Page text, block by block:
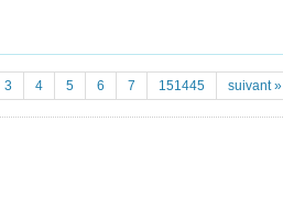
3 4 5 6 7 151445 suivant »